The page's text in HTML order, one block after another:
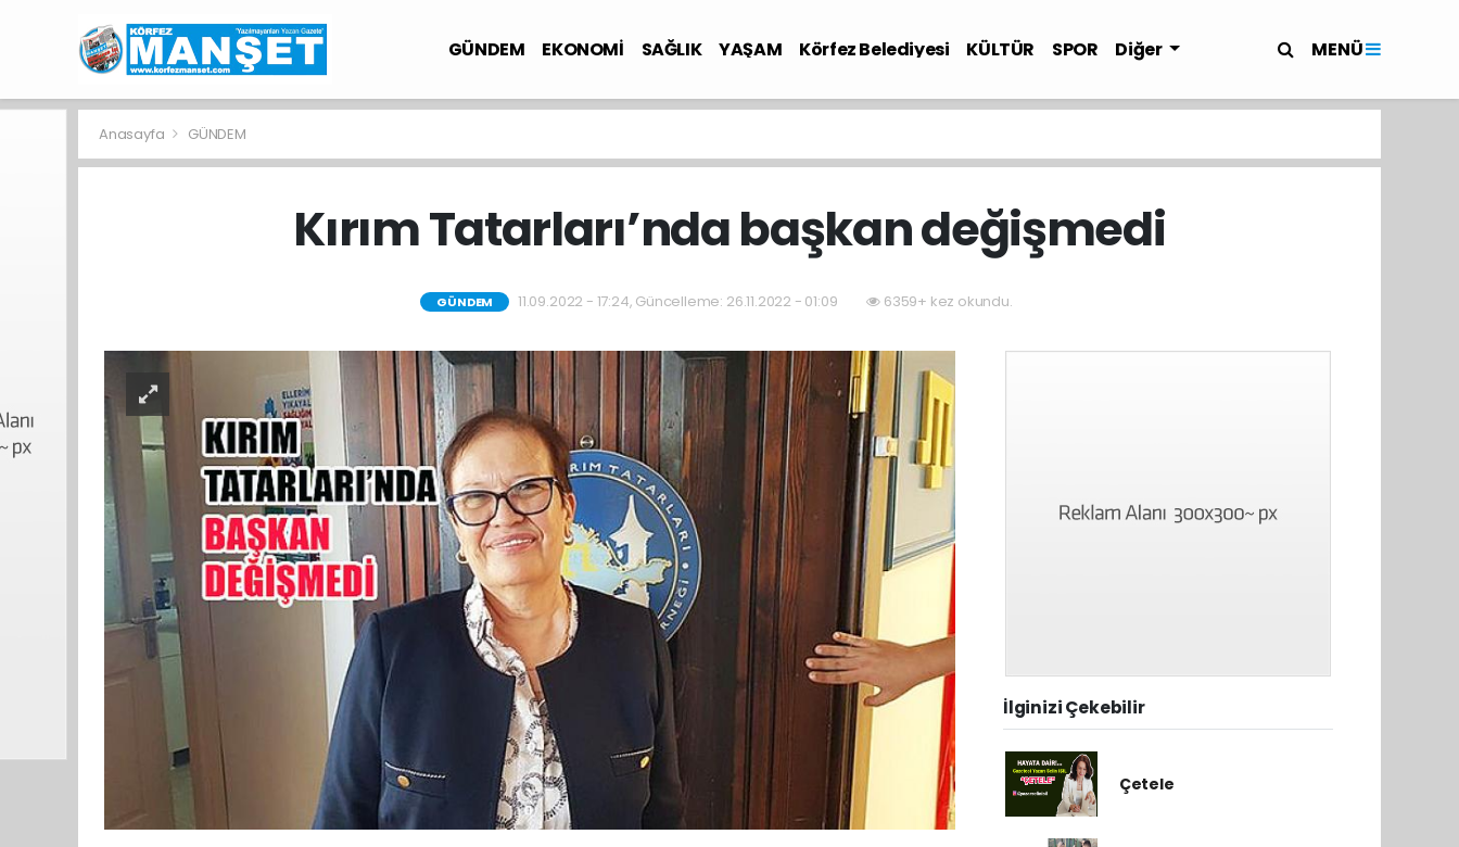
GÜNDEM EKONOMİ SAĞLIK YAŞAM Körfez Belediyesi KÜLTÜR SPOR Diğer MENÜ
Anasayfa GÜNDEM
Kırım Tatarları’nda başkan değişmedi
GÜNDEM 11.09.2022 - 17:24, Güncelleme: 26.11.2022 - 01:09 6359+ kez okundu.
İlginizi Çekebilir
Çetele